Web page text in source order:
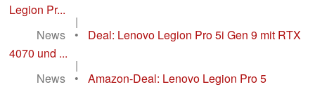
Legion Pr...
|
News
•
Deal: Lenovo Legion Pro 5i Gen 9 mit RTX
4070 und ...
|
News
•
Amazon-Deal: Lenovo Legion Pro 5